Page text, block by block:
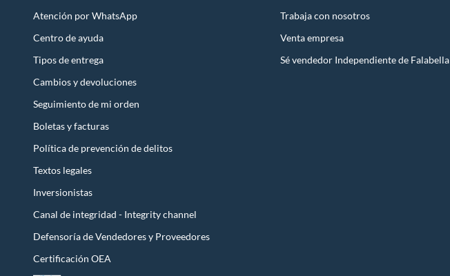
Atención por WhatsApp
Centro de ayuda
Tipos de entrega
Cambios y devoluciones
Seguimiento de mi orden
Boletas y facturas
Política de prevención de delitos
Textos legales
Inversionistas
Canal de integridad - Integrity channel
Defensoría de Vendedores y Proveedores
Certificación OEA
Trabaja con nosotros
Venta empresa
Sé vendedor Independiente de Falabella